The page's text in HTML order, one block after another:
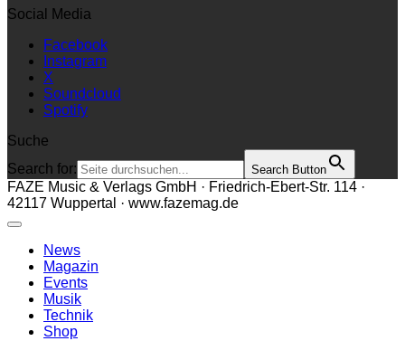
Social Media
Facebook
Instagram
X
Soundcloud
Spotify
Suche
Search for:
Search Button
FAZE Music & Verlags GmbH · Friedrich-Ebert-Str. 114 ·
42117 Wuppertal · www.fazemag.de
News
Magazin
Events
Musik
Technik
Shop